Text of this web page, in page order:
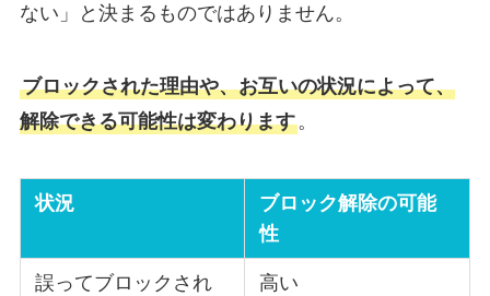
ない」と決まるものではありません。
ブロックされた理由や、お互いの状況によって、
解除できる可能性は変わります。
状況
ブロック解除の可能
性
誤ってブロックされ
高い